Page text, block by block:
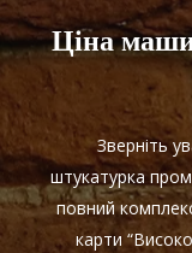
Ціна
Зверніть
штукатурка
повний
карти